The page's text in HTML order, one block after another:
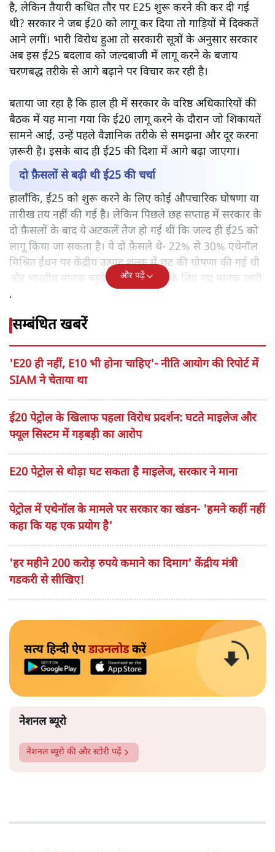
है, लेकिन तैयारी कथित तौर पर E25 शुरू करने की कर दी गई
थी? सरकार ने जब ई20 को लागू कर दिया तो गाड़ियों में दिक्कतें
आने लगीं। भारी विरोध हुआ तो सरकारी सूत्रों के अनुसार सरकार
अब इस ई25 बदलाव को जल्दबाजी में लागू करने के बजाय
चरणबद्ध तरीके से आगे बढ़ाने पर विचार कर रही है।
बताया जा रहा है कि हाल ही में सरकार के वरिष्ठ अधिकारियों की
बैठक में यह माना गया कि ई20 लागू करने के दौरान जो शिकायतें
सामने आईं, उन्हें पहले वैज्ञानिक तरीके से समझना और दूर करना
ज़रूरी है। इसके बाद ही ई25 की दिशा में आगे बढ़ा जाएगा।
दो फ़ैसलों से बढ़ी थी ई25 की चर्चा
हालाँकि, ई25 को शुरू करने के लिए कोई औपचारिक घोषणा या
तारीख तय नहीं की गई है। लेकिन पिछले छह सप्ताह में सरकार के
दो फ़ैसलों के बाद ये अटकलें तेज हो गई थीं कि जल्द ही ई25 को
लागू किया जा सकता है। ये दो फ़ैसले थे- 22% से 30% एथेनॉल
मिश्रित ईंधन पर केंद्रीय उत्पाद शुल्क में छूट की घोषणा की गई थी
और भारतीय मानक ब्यूरो द्वारा ऐसे ईंधनों के लिए नए मानक जारी
किए गए थे।
और पढ़ें
सम्बंधित खबरें
'E20 ही नहीं, E10 भी होना चाहिए'- नीति आयोग की रिपोर्ट में
SIAM ने चेताया था
ई20 पेट्रोल के खिलाफ पहला विरोध प्रदर्शन: घटते माइलेज और
फ्यूल सिस्टम में गड़बड़ी का आरोप
E20 पेट्रोल से थोड़ा घट सकता है माइलेज, सरकार ने माना
पेट्रोल में एथेनॉल के मामले पर सरकार का खंडन- 'हमने कहीं नहीं
कहा कि यह एक प्रयोग है'
'हर महीने 200 करोड़ रुपये कमाने का दिमाग' केंद्रीय मंत्री
गडकरी से सीखिए!
सत्य हिन्दी ऐपडाउनलोडकरें
नेशनल ब्यूरो
नेशनल ब्यूरो की और स्टोरी पढ़ें